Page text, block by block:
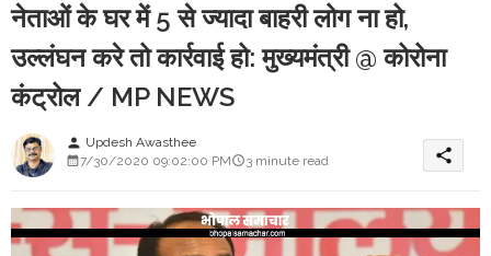
नेताओं के घर में 5 से ज्यादा बाहरी लोग ना हो,
उल्लंघन करे तो कार्रवाई हो: मुख्यमंत्री @ कोरोना
कंट्रोल / MP NEWS
person Updesh Awasthee
7/30/2020 09:02:00 PM
3 minute read share